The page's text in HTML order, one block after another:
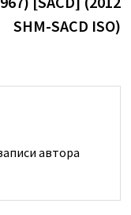
SHM-SACD ISO)
автора